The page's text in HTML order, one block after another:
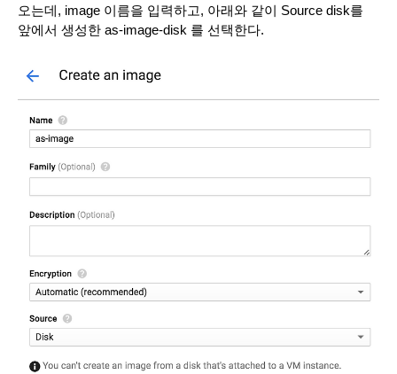
오는데, image 이름을 입력하고, 아래와 같이 Source disk를
앞에서 생성한 as-image-disk 를 선택한다.